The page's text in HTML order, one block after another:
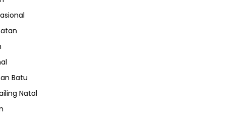
Batu
Natal